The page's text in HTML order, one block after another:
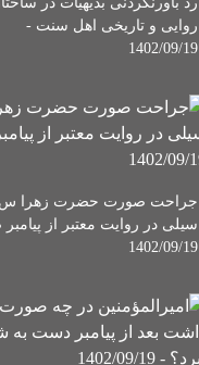
روایی و تاریخی اهل سنت -
1402/09/19
جراحت صورت حضرت زهرا س
سیلی در روایت معتبر از
1402/09/19